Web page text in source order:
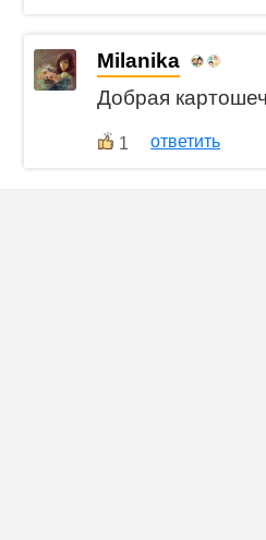
Milanika
Добрая
1 ответить